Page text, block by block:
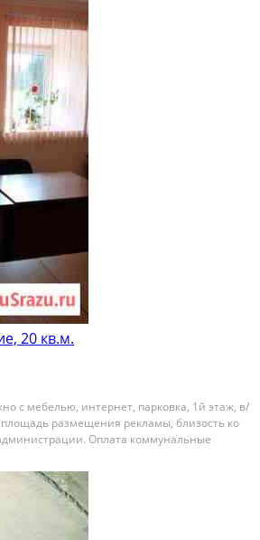
20 кв.м.
с мебелью, интернет, парковка, 1й этаж, в/
размещения рекламы, близость ко
Оплата коммунальные
Собственник; Залог: 1 месяц